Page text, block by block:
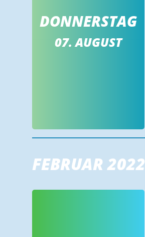
DONNERSTAG
07. AUGUST
FEBRUAR 2022